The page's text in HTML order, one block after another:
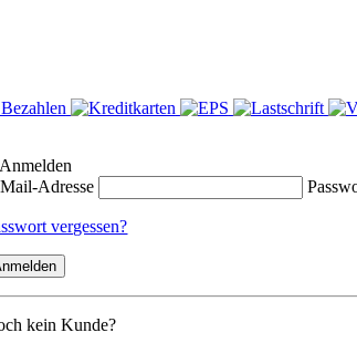
Adresse
vergessen?
kein Kunde?